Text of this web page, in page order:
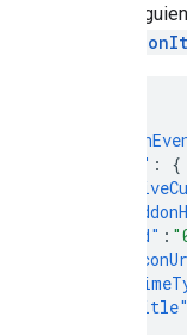
En el
"drive" :
{
"id" :
"title"